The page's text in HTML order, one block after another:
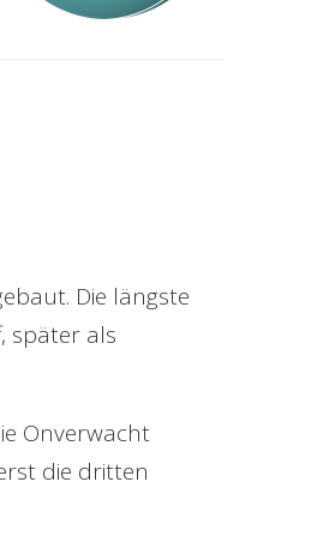
Die längste
später als
Onverwacht
die dritten